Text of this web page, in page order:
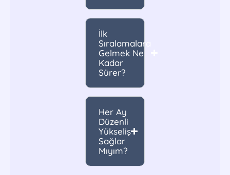
İlk
Sıralamalara
Gelmek Ne
Kadar
Sürer?
Her Ay
Düzenli
Yükseliş
Sağlar
Mıyım?